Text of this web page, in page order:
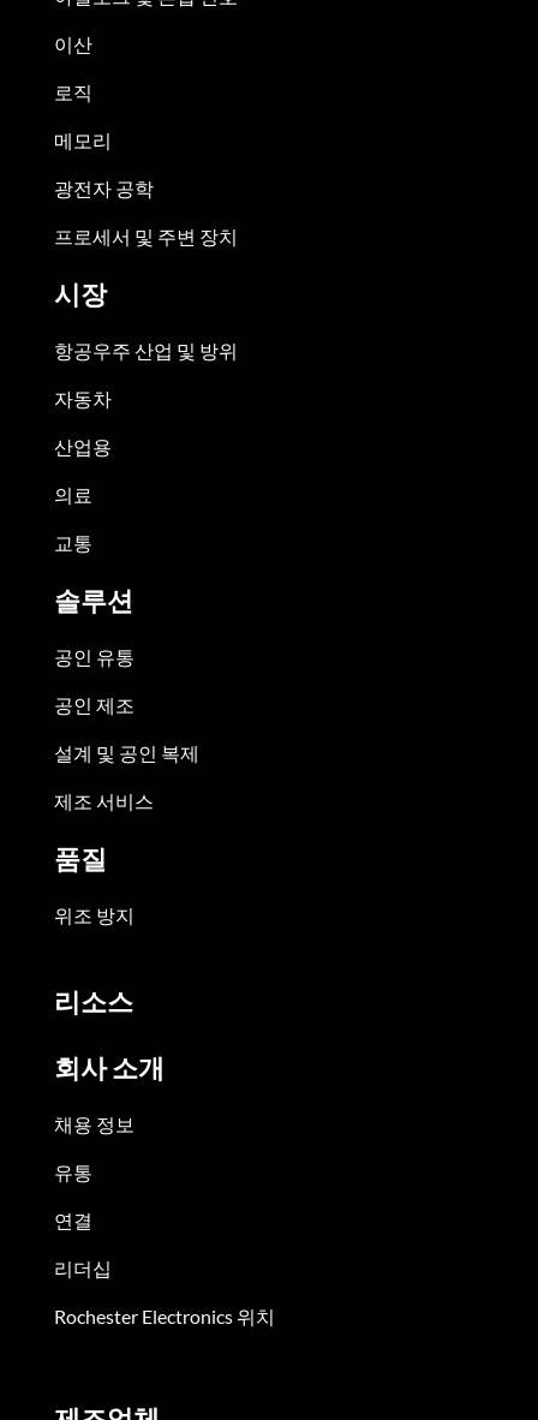
이산
로직
메모리
광전자 공학
프로세서 및 주변 장치
시장
항공우주 산업 및 방위
자동차
산업용
의료
교통
솔루션
공인 유통
공인 제조
설계 및 공인 복제
제조 서비스
품질
위조 방지
리소스
회사 소개
채용 정보
유통
연결
리더십
Rochester Electronics 위치